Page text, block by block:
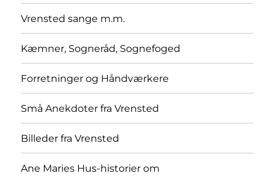
Vrensted sange m.m.
Kæmner, Sogneråd, Sognefoged
Forretninger og Håndværkere
Små Anekdoter fra Vrensted
Billeder fra Vrensted
Ane Maries Hus-historier om